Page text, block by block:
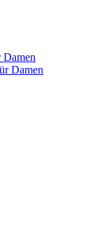
Damen